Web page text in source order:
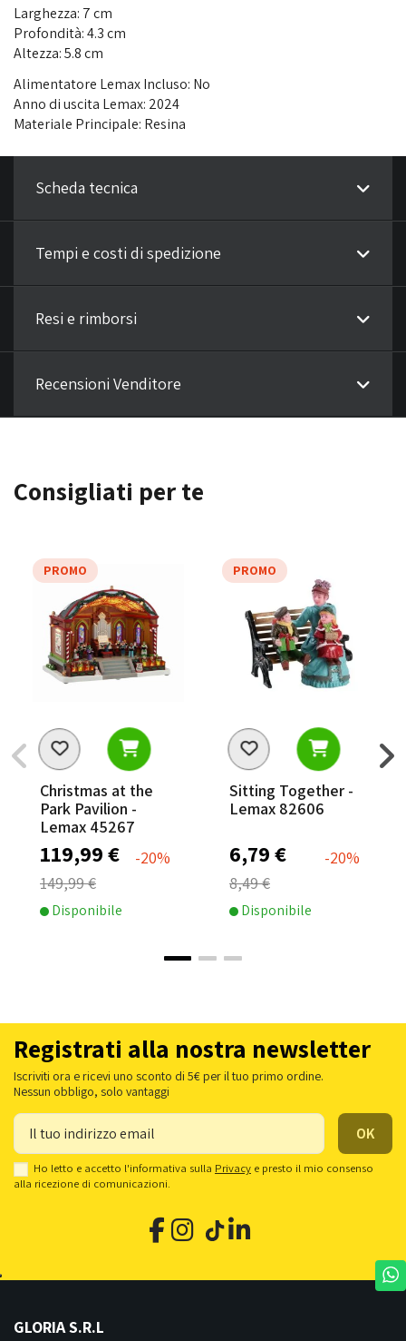
Larghezza: 7 cm
Profondità: 4.3 cm
Altezza: 5.8 cm
Alimentatore Lemax Incluso: No
Anno di uscita Lemax: 2024
Materiale Principale: Resina
Scheda tecnica
Tempi e costi di spedizione
Resi e rimborsi
Recensioni Venditore
Consigliati per te
PROMO
Christmas at the
Park Pavilion -
Lemax 45267
119,99 €
-20%
149,99 €
Disponibile
PROMO
Sitting Together -
Lemax 82606
6,79 €
-20%
8,49 €
Disponibile
Registrati alla nostra newsletter
Iscriviti ora e ricevi uno sconto di 5€ per il tuo primo ordine.
Nessun obbligo, solo vantaggi
Ho letto e accetto l'informativa sulla Privacy e presto il mio consenso
alla ricezione di comunicazioni.
GLORIA S.R.L